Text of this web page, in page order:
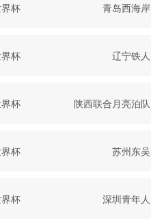
杯 青岛西海岸
杯 辽宁铁人
杯 陕西联合月亮泊队
杯 苏州东吴
杯 深圳青年人